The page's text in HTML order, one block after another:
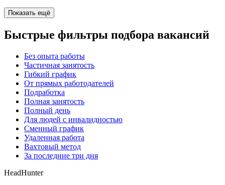
Показать ещё
Быстрые фильтры подбора вакансий
Без опыта работы
Частичная занятость
Гибкий график
От прямых работодателей
Подработка
Полная занятость
Полный день
Для людей с инвалидностью
Сменный график
Удаленная работа
Вахтовый метод
За последние три дня
HeadHunter